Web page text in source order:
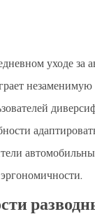
уходе за